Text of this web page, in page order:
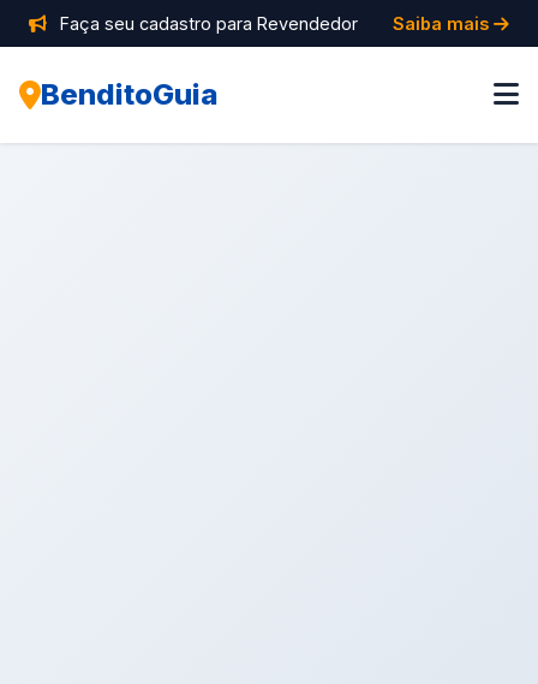
Faça seu cadastro para Revendedor Saiba mais
BenditoGuia